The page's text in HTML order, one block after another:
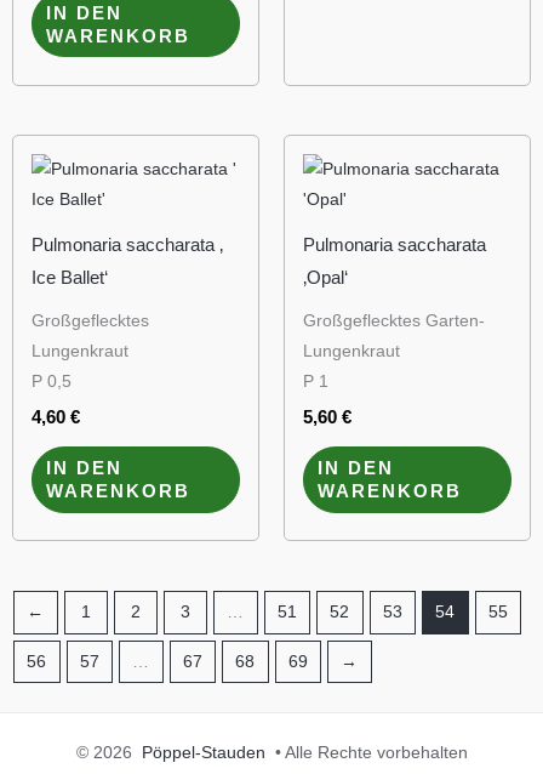
IN DEN
WARENKORB
Pulmonaria saccharata ‚
Ice Ballet‘
Großgeflecktes
Lungenkraut
P 0,5
4,60 €
IN DEN
WARENKORB
Pulmonaria saccharata
‚Opal‘
Großgeflecktes Garten-
Lungenkraut
P 1
5,60 €
IN DEN
WARENKORB
← 1 2 3 … 51 52 53 54 55
56 57 67 68 69 →
© 2026 Pöppel-Stauden • Alle Rechte vorbehalten